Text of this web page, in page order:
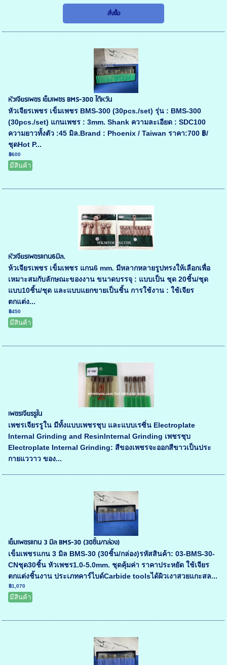
หัวเจียรเพชร เข็มเพชร BMS-300 ไต้หวัน
หัวเจียรเพชร เข็มเพชร BMS-300 (30pcs./set) รุ่น : BMS-300
(30pcs./set) แกนเพชร : 3mm. Shank ความละเอียด : SDC100
ความยาวทั้งตัว :45 มิล.Brand : Phoenix / Taiwan ราคา:700 ฿/
ชุดHot P...
฿600
มีสินค้า
หัวเจียรเพฃรแกน6มิล.
ห้วเจียรเพชร เข็มเพชร แกน6 mm. มีหลากหลายรูปทรงให้เลือกเพื่อ
เหมาะสมกับลักษณะของงาน ขนาดบรรจุ : แบบเป็น ชุด 20ชิ้น/ชุด
แบบ10ชิ้น/ชุด และแบบแยกขายเป็นชิ้น การใช้งาน : ใช้เจียร
ตกแต่ง...
฿450
มีสินค้า
เพชรเจียรรูใน
เพชรเจียรรูใน มีทั้งแบบเพชรชุบ และแบบเรซิ่น Electroplate
Internal Grinding and ResinInternal Grinding เพชรชุบ
Electroplate Internal Grinding: สีของเพชรจะออกสีขาวเป็นประ
กายแววาว ของ...
เข็มเพชรแกน 3 มิล BMS-30 (30ชิ้น/กล่อง)
เข็มเพชรแกน 3 มิล BMS-30 (30ชิ้น/กล่อง)รหัสสินค้า: 03-BMS-30-
CNชุด30ชิ้น หัวเพชร1.0-5.0mm. ชุดคุ้มค่า ราคาประหยัด ใช้เจียร
ตกแต่งชิ้นงาน ประเภทคาร์ไบด์Carbide toolsได้ผิวเงาสวยแกะสล...
฿1,070
มีสินค้า